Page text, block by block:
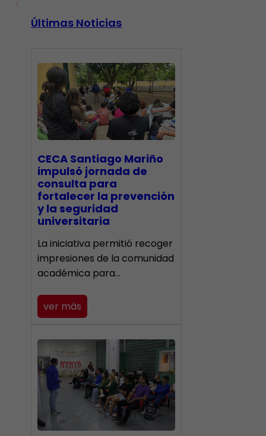
Últimas Noticias
CECA Santiago Mariño
impulsó jornada de
consulta para
fortalecer la prevención
y la seguridad
universitaria
La iniciativa permitió recoger
impresiones de la comunidad
académica para…
ver más